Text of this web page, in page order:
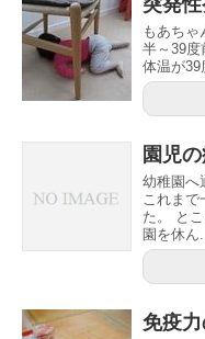
もあちゃ
半～39度
体温が39
園児
幼稚園へ
これま
た。 と
園を休ん...
免疫